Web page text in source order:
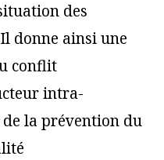
des
donne ainsi une
conflit
intra-
la prévention du